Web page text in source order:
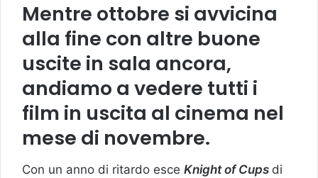
Mentre ottobre si avvicina
alla fine con altre buone
uscite in sala ancora,
andiamo a vedere tutti i
film in uscita al cinema nel
mese di novembre.
Con un anno di ritardo esce Knight of Cups di